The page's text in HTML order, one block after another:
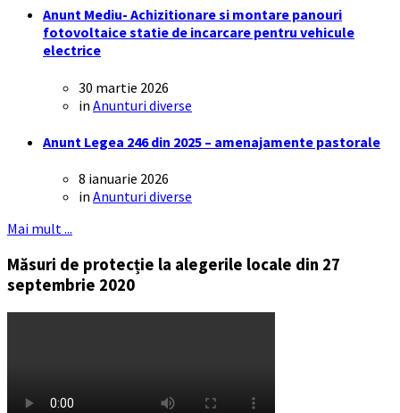
Anunt Mediu- Achizitionare si montare panouri
fotovoltaice statie de incarcare pentru vehicule
electrice
30 martie 2026
in Anunturi diverse
Anunt Legea 246 din 2025 – amenajamente pastorale
8 ianuarie 2026
in Anunturi diverse
Mai mult ...
Măsuri de protecție la alegerile locale din 27
septembrie 2020